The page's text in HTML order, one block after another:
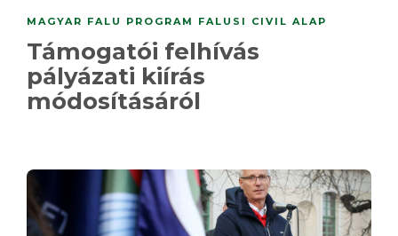
MAGYAR FALU PROGRAM FALUSI CIVIL ALAP
Támogatói felhívás
pályázati kiírás
módosításáról